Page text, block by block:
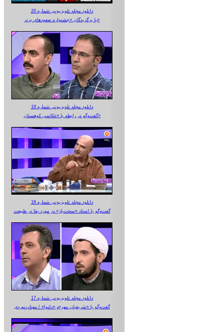
دانلود مجله تلویزیونی شماره 20
با برگزیدگان «جشنواره صعودهای برتر»
دانلود مجله تلویزیونی شماره 19
گفت‌وگو در رابطه با «عکاسی کوهستان»
دانلود مجله تلویزیونی شماره 18
گفت‌وگو با استاد «سخت‌باز» در مورد بقا در طبیعت
دانلود مجله تلویزیونی شماره 17
گفت‌وگو با «شریفیان مهر»‌و «دلنوا» / مهتاب‌نوردی